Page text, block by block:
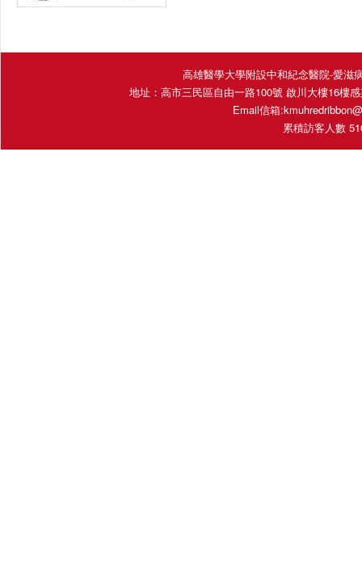
高雄醫學大學附設中和紀念醫院-愛滋
地址：高市三民區自由一路100號 啟川大樓16樓
Email信箱:
累積訪客人數